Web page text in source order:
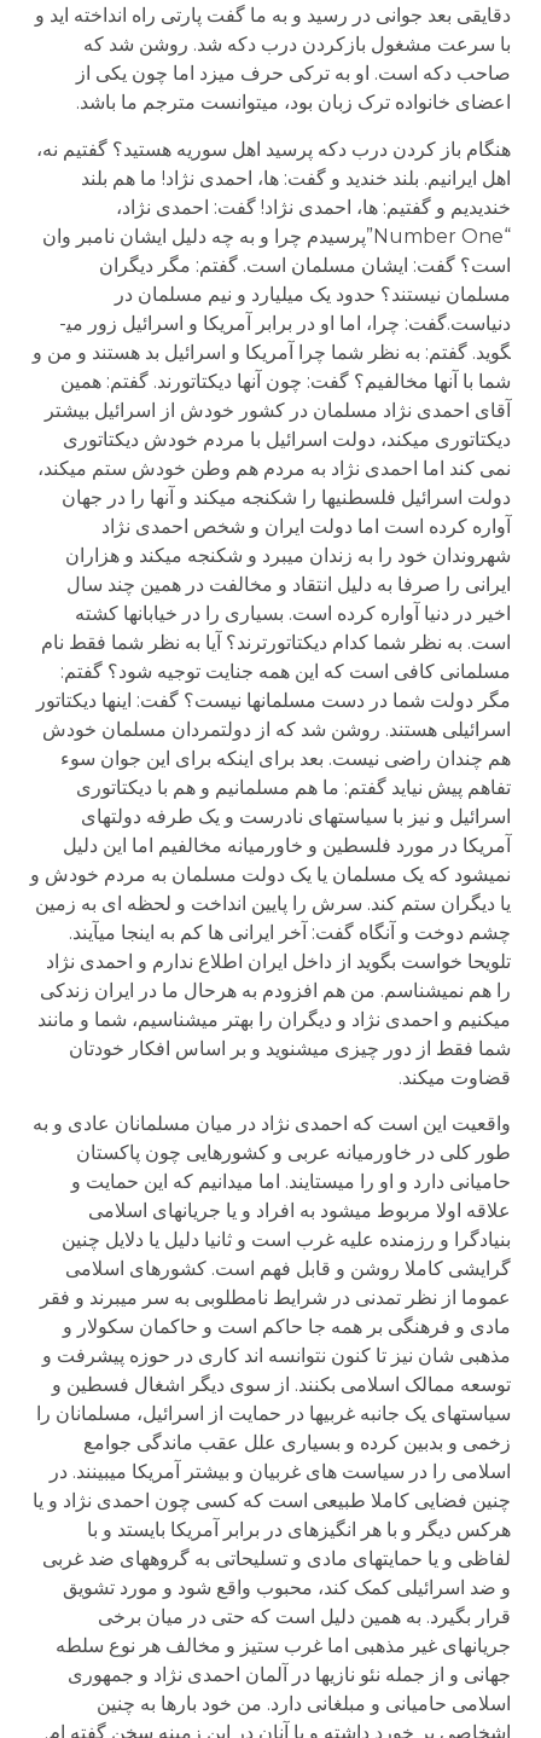
دقایقی بعد جوانی در رسید و به ما گفت پارتی راه انداخته اید و
با سرعت مشغول بازکردن درب دکه شد. روشن شد که
صاحب دکه است. او به ترکی حرف می­زد اما چون یکی از
اعضای خانواده ترک زبان بود، می­توانست مترجم ما باشد.
هنگام باز کردن درب دکه پرسید اهل سوریه هستید؟ گفتیم نه،
اهل ایرانیم. بلند خندید و گفت: ها، احمدی نژاد! ما هم بلند
خندیدیم و گفتیم: ها، احمدی نژاد! گفت: احمدی نژاد،
“Number One”پرسیدم چرا و به چه دلیل ایشان نامبر وان
است؟ گفت: ایشان مسلمان است. گفتم: مگر دیگران
مسلمان نیستند؟ حدود یک میلیارد و نیم مسلمان در
دنیاست.گفت: چرا، اما او در برابر آمریکا و اسرائیل زور می­
گوید. گفتم: به نظر شما چرا آمریکا و اسرائیل بد هستند و من و
شما با آنها مخالفیم؟ گفت: چون آنها دیکتاتورند. گفتم: همین
آقای احمدی نژاد مسلمان در کشور خودش از اسرائیل بیشتر
دیکتاتوری می­کند، دولت اسرائیل با مردم خودش دیکتاتوری
نمی کند اما احمدی نژاد به مردم هم وطن خودش ستم می­کند،
دولت اسرائیل فلسطنی­ها را شکنجه می­کند و آنها را در جهان
آواره کرده است اما دولت ایران و شخص احمدی نژاد
شهروندان خود را به زندان می­برد و شکنجه می­کند و هزاران
ایرانی را صرفا به دلیل انتقاد و مخالفت در همین چند سال
اخیر در دنیا آواره کرده است. بسیاری را در خیابانها کشته
است. به نظر شما کدام دیکتاتورترند؟ آیا به نظر شما فقط نام
مسلمانی کافی است که این همه جنایت توجیه شود؟ گفتم:
مگر دولت شما در دست مسلمانها نیست؟ گفت: اینها دیکتاتور
اسرائیلی هستند. روشن شد که از دولتمردان مسلمان خودش
هم چندان راضی نیست. بعد برای اینکه برای این جوان سوء
تفاهم پیش نیاید گفتم: ما هم مسلمانیم و هم با دیکتاتوری
اسرائیل و نیز با سیاست­های نادرست و یک طرفه دولت­های
آمریکا در مورد فلسطین و خاورمیانه مخالفیم اما این دلیل
نمی­شود که یک مسلمان یا یک دولت مسلمان به مردم خودش و
یا دیگران ستم کند. سرش را پایین انداخت و لحظه ای به زمین
چشم دوخت و آنگاه گفت: آخر ایرانی ها کم به اینجا می­آیند.
تلویحا خواست بگوید از داخل ایران اطلاع ندارم و احمدی نژاد
را هم نمی­شناسم. من هم افزودم به هرحال ما در ایران زندکی
می­کنیم و احمدی نژاد و دیگران را بهتر می­شناسیم، شما و مانند
شما فقط از دور چیزی می­شنوید و بر اساس افکار خودتان
قضاوت می­کند.
واقعیت این است که احمدی نژاد در میان مسلمانان عادی و به
طور کلی در خاورمیانه عربی و کشورهایی چون پاکستان
حامیانی دارد و او را می­ستایند. اما می­دانیم که این حمایت و
علاقه اولا مربوط می­شود به افراد و یا جریانهای اسلامی
بنیادگرا و رزمنده علیه غرب است و ثانیا دلیل یا دلایل چنین
گرایشی کاملا روشن و قابل فهم است. کشورهای اسلامی
عموما از نظر تمدنی در شرایط نامطلوبی به سر می­برند و فقر
مادی و فرهنگی بر همه جا حاکم است و حاکمان سکولار و
مذهبی شان نیز تا کنون نتوانسه اند کاری در حوزه پیشرفت و
توسعه ممالک اسلامی بکنند. از سوی دیگر اشغال فسطین و
سیاست­های یک جانبه غربی­ها در حمایت از اسرائیل، مسلمانان را
زخمی و بدبین کرده و بسیاری علل عقب ماندگی جوامع
اسلامی را در سیاست های غربیان و بیشتر آمریکا می­بینند. در
چنین فضایی کاملا طبیعی است که کسی چون احمدی نژاد و یا
هرکس دیگر و با هر انگیزه­ای در برابر آمریکا بایستد و با
لفاظی و یا حمایت­های مادی و تسلیحاتی به گروههای ضد غربی
و ضد اسرائیلی کمک کند، محبوب واقع شود و مورد تشویق
قرار بگیرد. به همین دلیل است که حتی در میان برخی
جریانهای غیر مذهبی اما غرب ستیز و مخالف هر نوع سلطه
جهانی و از جمله نئو نازی­ها در آلمان احمدی نژاد و جمهوری
اسلامی حامیانی و مبلغانی دارد. من خود بارها به چنین
اشخاصی بر خورد داشته و با آنان در این زمینه سخن گفته ام.